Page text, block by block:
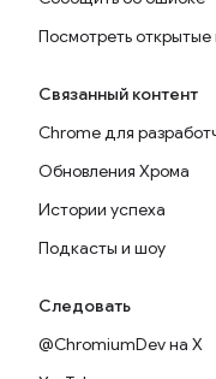
Посмотреть открытые
Связанный контент
Chrome для
Обновления Хрома
Истории успеха
Подкасты и шоу
Следовать
@ChromiumDev на X